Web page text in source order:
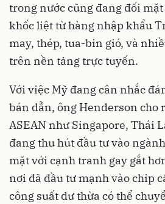
trong nước cũng đang đối
khốc liệt từ hàng nhập khẩu
may, thép, tua-bin gió, và
trên nền tảng trực tuyến.
Với việc Mỹ đang cân nhắc
bán dẫn, ông Henderson cho
ASEAN như Singapore, Thái
đang thu hút đầu tư vào
mặt với cạnh tranh gay gắt
nơi đã đầu tư mạnh vào chip
công suất dư thừa có thể